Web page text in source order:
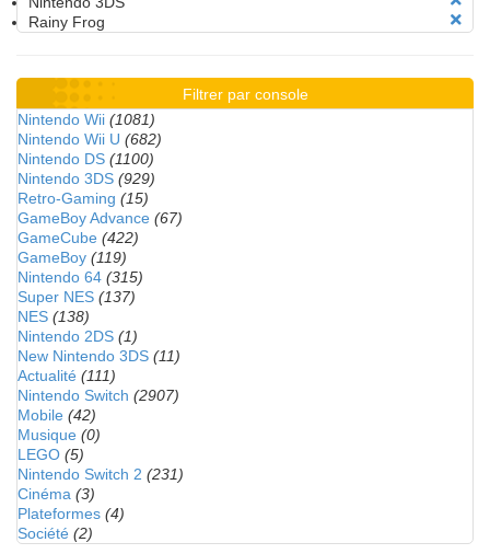
Rainy Frog
Filtrer par console
Nintendo Wii (1081)
Nintendo Wii U (682)
Nintendo DS (1100)
Nintendo 3DS (929)
Retro-Gaming (15)
GameBoy Advance (67)
GameCube (422)
GameBoy (119)
Nintendo 64 (315)
Super NES (137)
NES (138)
Nintendo 2DS (1)
New Nintendo 3DS (11)
Actualité (111)
Nintendo Switch (2907)
Mobile (42)
Musique (0)
LEGO (5)
Nintendo Switch 2 (231)
Cinéma (3)
Plateformes (4)
Société (2)